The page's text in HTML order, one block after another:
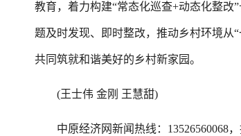
教育，着力构建“常态化巡查+动态化整改
题及时发现、即时整改，推动乡村环境从
共同筑就和谐美好的乡村新家园。
(王士伟 金刚 王慧甜)
中原经济网新闻热线：13526560068，